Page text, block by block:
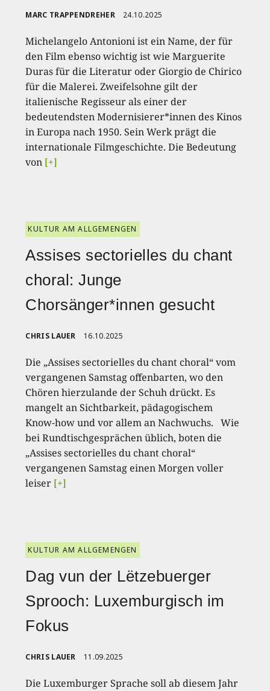
MARC TRAPPENDREHER 24.10.2025
Michelangelo Antonioni ist ein Name, der für
den Film ebenso wichtig ist wie Marguerite
Duras für die Literatur oder Giorgio de Chirico
für die Malerei. Zweifelsohne gilt der
italienische Regisseur als einer der
bedeutendsten Modernisierer*innen des Kinos
in Europa nach 1950. Sein Werk prägt die
internationale Filmgeschichte. Die Bedeutung
von [+]
KULTUR AM ALLGEMENGEN
Assises sectorielles du chant
choral: Junge
Chorsänger*innen gesucht
CHRIS LAUER 16.10.2025
Die „Assises sectorielles du chant choral“ vom
vergangenen Samstag offenbarten, wo den
Chören hierzulande der Schuh drückt. Es
mangelt an Sichtbarkeit, pädagogischem
Know-how und vor allem an Nachwuchs. Wie
bei Rundtischgesprächen üblich, boten die
„Assises sectorielles du chant choral“
vergangenen Samstag einen Morgen voller
leiser [+]
KULTUR AM ALLGEMENGEN
Dag vun der Lëtzebuerger
Sprooch: Luxemburgisch im
Fokus
CHRIS LAUER 11.09.2025
Die Luxemburger Sprache soll ab diesem Jahr